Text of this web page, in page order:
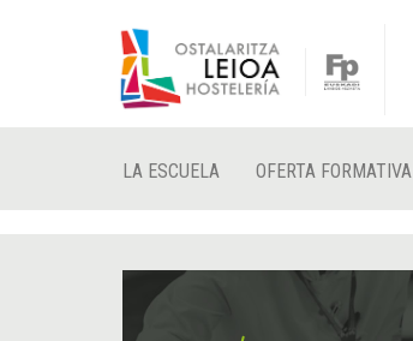
LA ESCUELA OFERTA FORMATIVA